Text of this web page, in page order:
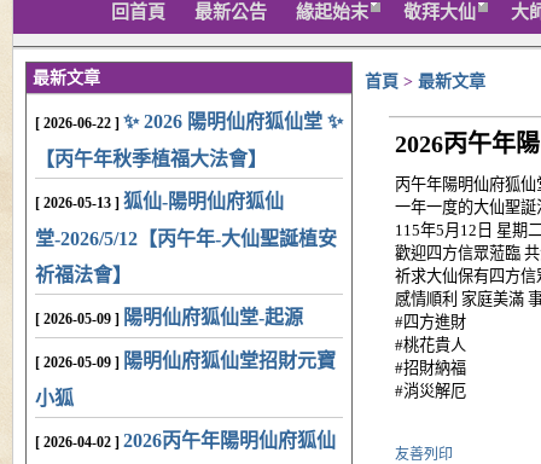
回首頁 最新公告 緣起始末 敬拜大仙 大
最新文章
[ 2026-06-22 ] ✨ 2026 陽明仙府狐仙堂 ✨
【丙午年秋季植福大法會】
[ 2026-05-13 ] 狐仙-陽明仙府狐仙
堂-2026/5/12【丙午年-大仙聖誕植安
祈福法會】
[ 2026-05-09 ] 陽明仙府狐仙堂-起源
[ 2026-05-09 ] 陽明仙府狐仙堂招財元寶
小狐
[ 2026-04-02 ] 2026丙午年陽明仙府狐仙
首頁 > 最新文章
2026丙午年
丙午年陽明仙府狐
一年一度的大仙聖誕
115年5月12日 星期
歡迎四方信眾蒞臨
祈求大仙保有四方
感情順利 家庭美滿
#四方進財
#桃花貴人
#招財納福
#消災解厄
友善列印